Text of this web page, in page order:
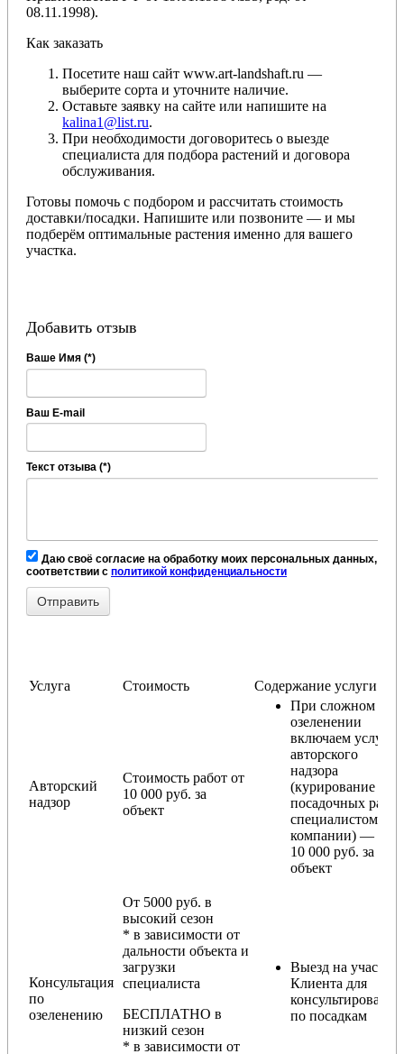
08.11.1998).
Как заказать
Посетите наш сайт www.art-landshaft.ru —
выберите сорта и уточните наличие.
Оставьте заявку на сайте или напишите на
kalina1@list.ru.
При необходимости договоритесь о выезде
специалиста для подбора растений и договора
обслуживания.
Готовы помочь с подбором и рассчитать стоимость
доставки/посадки. Напишите или позвоните — и мы
подберём оптимальные растения именно для вашего
участка.
Добавить отзыв
Ваше Имя (*)
Ваш E-mail
Текст отзыва (*)
Даю своё согласие на обработку моих персональных данных, в
соответствии с политикой конфиденциальности
Услуга Стоимость Содержание услуги
Авторский
надзор
Стоимость работ от
10 000 руб. за
объект
При сложном
озеленении
включаем услугу
авторского
надзора
(курирование
посадочных работ
специалистом
компании) — от
10 000 руб. за
объект
Консультация
по
озеленению
От 5000 руб. в
высокий сезон
* в зависимости от
дальности объекта и
загрузки
специалиста
БЕСПЛАТНО в
низкий сезон
* в зависимости от
Выезд на участок
Клиента для
консультирования
по посадкам